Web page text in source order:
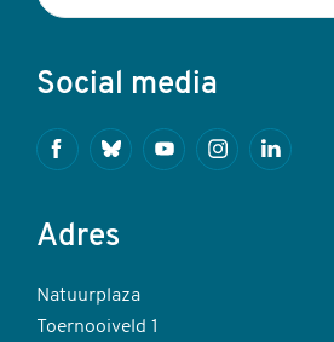
Social media
FacebookBlueskyYoutubeInstagramLinkedin
Adres
Natuurplaza
Toernooiveld 1